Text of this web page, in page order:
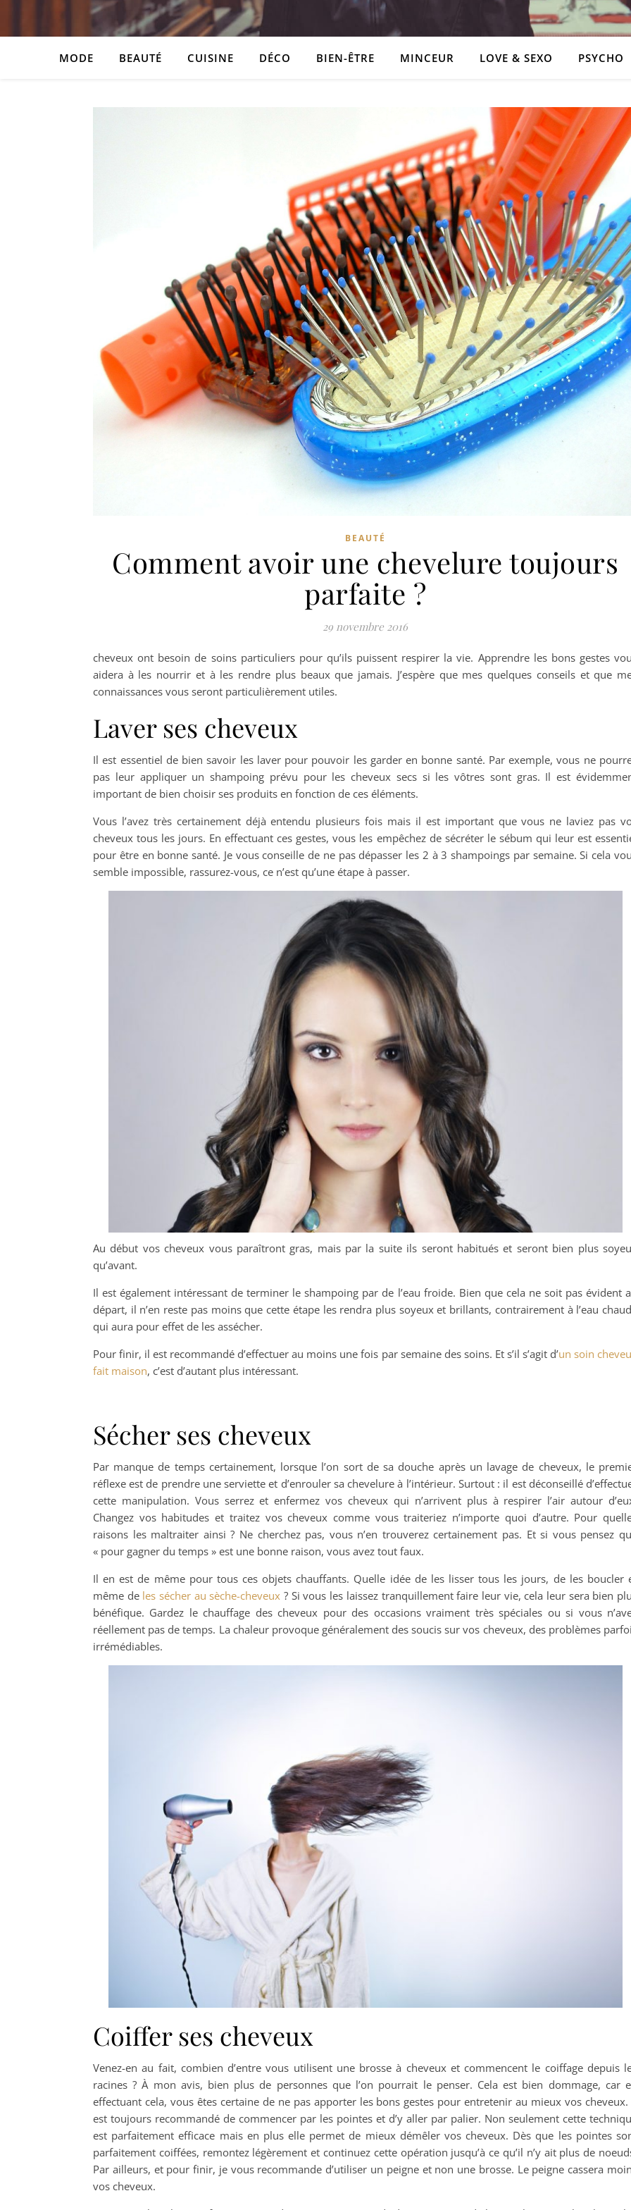
MODE BEAUTÉ CUISINE DÉCO BIEN-ÊTRE MINCEUR LOVE & SEXO PSYCHO
BEAUTÉ
Comment avoir une chevelure toujours
parfaite ?
29 novembre 2016
cheveux ont besoin de soins particuliers pour qu’ils puissent respirer la vie. Apprendre les bons gestes
aidera à les nourrir et à les rendre plus beaux que jamais. J’espère que mes quelques conseils et que
connaissances vous seront particulièrement utiles.
Laver ses cheveux
Il est essentiel de bien savoir les laver pour pouvoir les garder en bonne santé. Par exemple, vous ne
pas leur appliquer un shampoing prévu pour les cheveux secs si les vôtres sont gras. Il est
important de bien choisir ses produits en fonction de ces éléments.
Vous l’avez très certainement déjà entendu plusieurs fois mais il est important que vous ne laviez pas
cheveux tous les jours. En effectuant ces gestes, vous les empêchez de sécréter le sébum qui leur est
pour être en bonne santé. Je vous conseille de ne pas dépasser les 2 à 3 shampoings par semaine. Si cela
semble impossible, rassurez-vous, ce n’est qu’une étape à passer.
Au début vos cheveux vous paraîtront gras, mais par la suite ils seront habitués et seront bien plus
qu’avant.
Il est également intéressant de terminer le shampoing par de l’eau froide. Bien que cela ne soit pas évident
départ, il n’en reste pas moins que cette étape les rendra plus soyeux et brillants, contrairement à l’eau
qui aura pour effet de les assécher.
Pour finir, il est recommandé d’effectuer au moins une fois par semaine des soins. Et s’il s’agit d’un soin
fait maison, c’est d’autant plus intéressant.
Sécher ses cheveux
Par manque de temps certainement, lorsque l’on sort de sa douche après un lavage de cheveux, le
réflexe est de prendre une serviette et d’enrouler sa chevelure à l’intérieur. Surtout : il est déconseillé
cette manipulation. Vous serrez et enfermez vos cheveux qui n’arrivent plus à respirer l’air autour
Changez vos habitudes et traitez vos cheveux comme vous traiteriez n’importe quoi d’autre. Pour
raisons les maltraiter ainsi ? Ne cherchez pas, vous n’en trouverez certainement pas. Et si vous pensez
« pour gagner du temps » est une bonne raison, vous avez tout faux.
Il en est de même pour tous ces objets chauffants. Quelle idée de les lisser tous les jours, de les boucler
même de les sécher au sèche-cheveux ? Si vous les laissez tranquillement faire leur vie, cela leur sera bien
bénéfique. Gardez le chauffage des cheveux pour des occasions vraiment très spéciales ou si vous
réellement pas de temps. La chaleur provoque généralement des soucis sur vos cheveux, des problèmes
irrémédiables.
Coiffer ses cheveux
Venez-en au fait, combien d’entre vous utilisent une brosse à cheveux et commencent le coiffage depuis
racines ? À mon avis, bien plus de personnes que l’on pourrait le penser. Cela est bien dommage, car
effectuant cela, vous êtes certaine de ne pas apporter les bons gestes pour entretenir au mieux vos
est toujours recommandé de commencer par les pointes et d’y aller par palier. Non seulement cette
est parfaitement efficace mais en plus elle permet de mieux démêler vos cheveux. Dès que les pointes
parfaitement coiffées, remontez légèrement et continuez cette opération jusqu’à ce qu’il n’y ait plus de
Par ailleurs, et pour finir, je vous recommande d’utiliser un peigne et non une brosse. Le peigne cassera
vos cheveux.